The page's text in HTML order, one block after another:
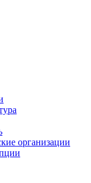
организации